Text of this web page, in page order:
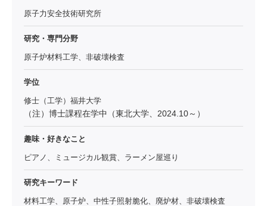
原子力安全技術研究所
研究・専門分野
原子炉材料工学、非破壊検査
学位
修士（工学）福井大学
（注）博士課程在学中（東北大学、2024.10～）
趣味・好きなこと
ピアノ、ミュージカル観賞、ラーメン屋巡り
研究キーワード
材料工学、原子炉、中性子照射脆化、廃炉材、非破壊検査